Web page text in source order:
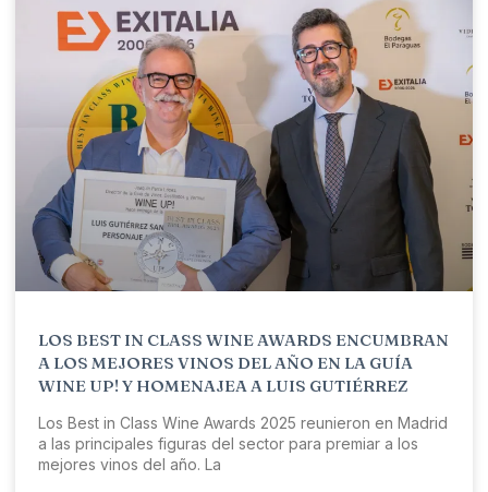
LOS BEST IN CLASS WINE AWARDS ENCUMBRAN
A LOS MEJORES VINOS DEL AÑO EN LA GUÍA
WINE UP! Y HOMENAJEA A LUIS GUTIÉRREZ
Los Best in Class Wine Awards 2025 reunieron en Madrid
a las principales figuras del sector para premiar a los
mejores vinos del año. La